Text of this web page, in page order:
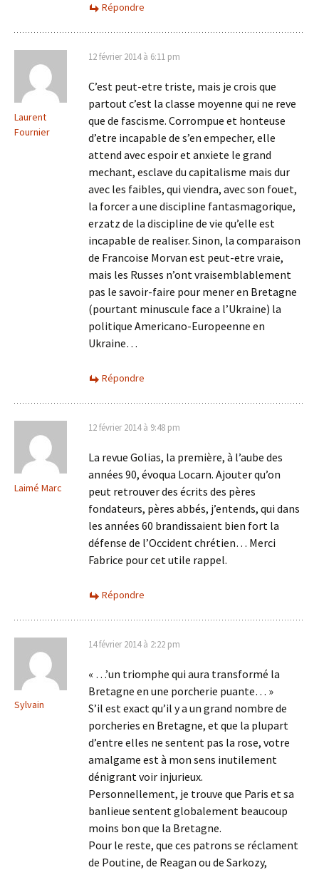
Répondre
Laurent
Fournier
12 février 2014 à 6:11 pm
C’est peut-etre triste, mais je crois que
partout c’est la classe moyenne qui ne reve
que de fascisme. Corrompue et honteuse
d’etre incapable de s’en empecher, elle
attend avec espoir et anxiete le grand
mechant, esclave du capitalisme mais dur
avec les faibles, qui viendra, avec son fouet,
la forcer a une discipline fantasmagorique,
erzatz de la discipline de vie qu’elle est
incapable de realiser. Sinon, la comparaison
de Francoise Morvan est peut-etre vraie,
mais les Russes n’ont vraisemblablement
pas le savoir-faire pour mener en Bretagne
(pourtant minuscule face a l’Ukraine) la
politique Americano-Europeenne en
Ukraine…
Répondre
Laimé Marc
12 février 2014 à 9:48 pm
La revue Golias, la première, à l’aube des
années 90, évoqua Locarn. Ajouter qu’on
peut retrouver des écrits des pères
fondateurs, pères abbés, j’entends, qui dans
les années 60 brandissaient bien fort la
défense de l’Occident chrétien… Merci
Fabrice pour cet utile rappel.
Répondre
Sylvain
14 février 2014 à 2:22 pm
« …’un triomphe qui aura transformé la
Bretagne en une porcherie puante… »
S’il est exact qu’il y a un grand nombre de
porcheries en Bretagne, et que la plupart
d’entre elles ne sentent pas la rose, votre
amalgame est à mon sens inutilement
dénigrant voir injurieux.
Personnellement, je trouve que Paris et sa
banlieue sentent globalement beaucoup
moins bon que la Bretagne.
Pour le reste, que ces patrons se réclament
de Poutine, de Reagan ou de Sarkozy,